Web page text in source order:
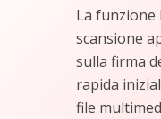
La funzione
scansione
sulla firma
rapida
file